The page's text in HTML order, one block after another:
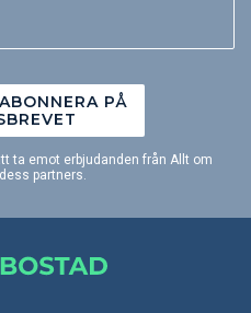
PÅ
ta emot erbjudanden från Allt om
partners.